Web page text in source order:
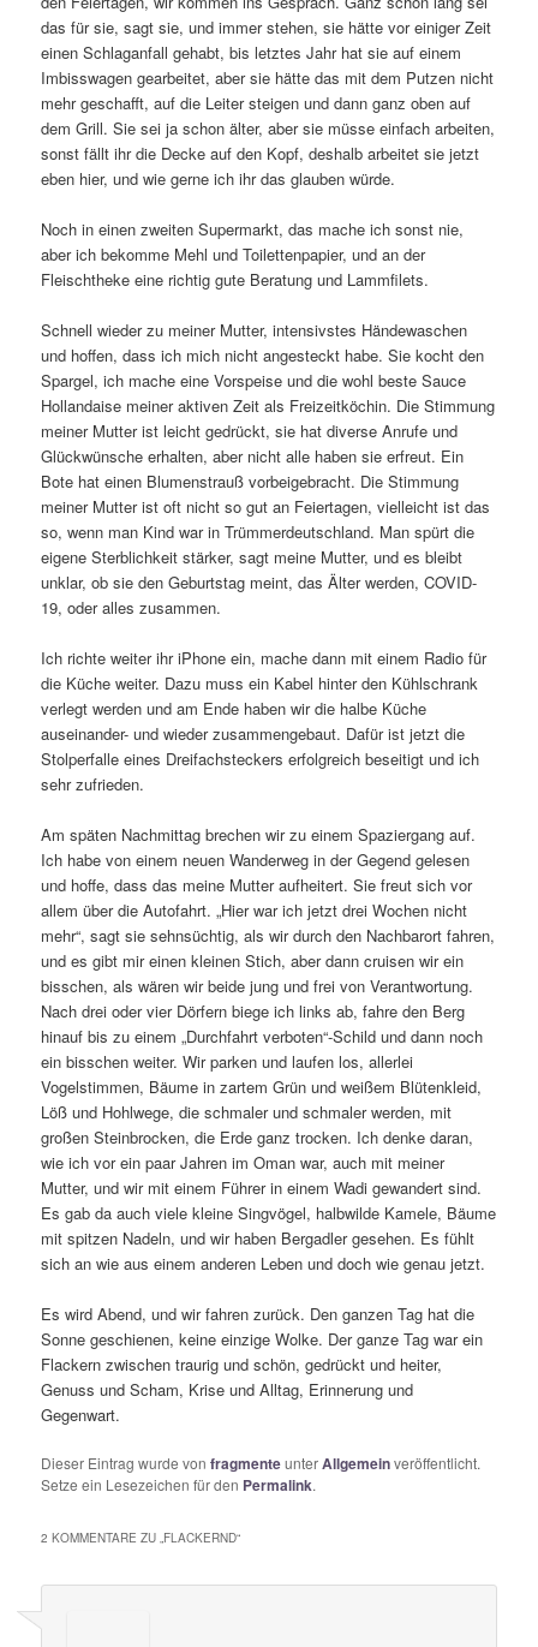
das für sie, sagt sie, und immer stehen, sie hätte vor einiger Zeit
einen Schlaganfall gehabt, bis letztes Jahr hat sie auf einem
Imbisswagen gearbeitet, aber sie hätte das mit dem Putzen nicht
mehr geschafft, auf die Leiter steigen und dann ganz oben auf
dem Grill. Sie sei ja schon älter, aber sie müsse einfach arbeiten,
sonst fällt ihr die Decke auf den Kopf, deshalb arbeitet sie jetzt
eben hier, und wie gerne ich ihr das glauben würde.
Noch in einen zweiten Supermarkt, das mache ich sonst nie,
aber ich bekomme Mehl und Toilettenpapier, und an der
Fleischtheke eine richtig gute Beratung und Lammfilets.
Schnell wieder zu meiner Mutter, intensivstes Händewaschen
und hoffen, dass ich mich nicht angesteckt habe. Sie kocht den
Spargel, ich mache eine Vorspeise und die wohl beste Sauce
Hollandaise meiner aktiven Zeit als Freizeitköchin. Die Stimmung
meiner Mutter ist leicht gedrückt, sie hat diverse Anrufe und
Glückwünsche erhalten, aber nicht alle haben sie erfreut. Ein
Bote hat einen Blumenstrauß vorbeigebracht. Die Stimmung
meiner Mutter ist oft nicht so gut an Feiertagen, vielleicht ist das
so, wenn man Kind war in Trümmerdeutschland. Man spürt die
eigene Sterblichkeit stärker, sagt meine Mutter, und es bleibt
unklar, ob sie den Geburtstag meint, das Älter werden, COVID-
19, oder alles zusammen.
Ich richte weiter ihr iPhone ein, mache dann mit einem Radio für
die Küche weiter. Dazu muss ein Kabel hinter den Kühlschrank
verlegt werden und am Ende haben wir die halbe Küche
auseinander- und wieder zusammengebaut. Dafür ist jetzt die
Stolperfalle eines Dreifachsteckers erfolgreich beseitigt und ich
sehr zufrieden.
Am späten Nachmittag brechen wir zu einem Spaziergang auf.
Ich habe von einem neuen Wanderweg in der Gegend gelesen
und hoffe, dass das meine Mutter aufheitert. Sie freut sich vor
allem über die Autofahrt. „Hier war ich jetzt drei Wochen nicht
mehr“, sagt sie sehnsüchtig, als wir durch den Nachbarort fahren,
und es gibt mir einen kleinen Stich, aber dann cruisen wir ein
bisschen, als wären wir beide jung und frei von Verantwortung.
Nach drei oder vier Dörfern biege ich links ab, fahre den Berg
hinauf bis zu einem „Durchfahrt verboten“-Schild und dann noch
ein bisschen weiter. Wir parken und laufen los, allerlei
Vogelstimmen, Bäume in zartem Grün und weißem Blütenkleid,
Löß und Hohlwege, die schmaler und schmaler werden, mit
großen Steinbrocken, die Erde ganz trocken. Ich denke daran,
wie ich vor ein paar Jahren im Oman war, auch mit meiner
Mutter, und wir mit einem Führer in einem Wadi gewandert sind.
Es gab da auch viele kleine Singvögel, halbwilde Kamele, Bäume
mit spitzen Nadeln, und wir haben Bergadler gesehen. Es fühlt
sich an wie aus einem anderen Leben und doch wie genau jetzt.
Es wird Abend, und wir fahren zurück. Den ganzen Tag hat die
Sonne geschienen, keine einzige Wolke. Der ganze Tag war ein
Flackern zwischen traurig und schön, gedrückt und heiter,
Genuss und Scham, Krise und Alltag, Erinnerung und
Gegenwart.
Dieser Eintrag wurde vonfragmenteunterAllgemeinveröffentlicht.
Setze ein Lesezeichen für den Permalink.
2 KOMMENTARE ZU „ FLACKERND“